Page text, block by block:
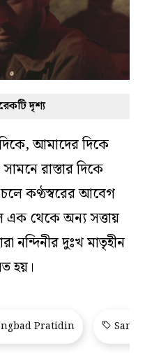
দৃশ্য
আমাদের দিকে
রাস্তার দিকে
কণ্ঠস্বরের আবেগ
থেকে অন্য সত্তায়
নন্দিনীর দুঃখ মাতৃহীন
হয়।
Pratidin